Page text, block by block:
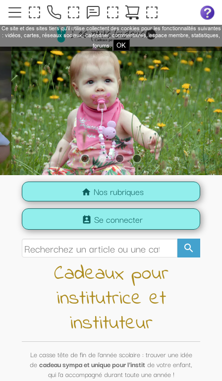
home Nos rubriques
search
perm_contact_calendar Se connecter
Cadeaux pour
institutrice et
instituteur
Le casse tête de fin de l'année scolaire : trouver une idée
decadeau sympa et unique pour l'institde votre enfant,
qui l'a accompagné durant toute une année !
Ce site et des sites tiers qu'il utilise collectent des cookies pour les fonctionnalités suivantes
: vidéos, cartes, réseaux sociaux, calendrier, commentaires, espace membre, statistiques,
forums.
OK